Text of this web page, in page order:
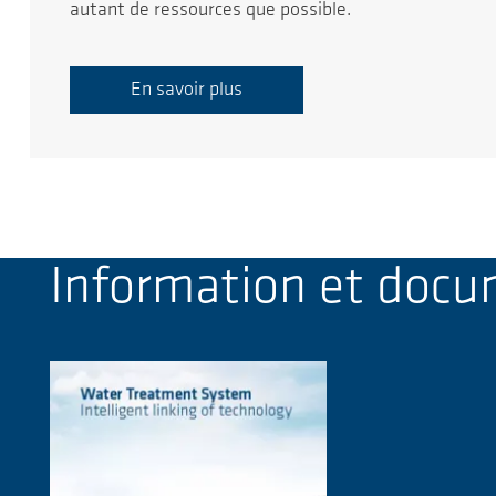
autant de ressources que possible.
En savoir plus
Information et